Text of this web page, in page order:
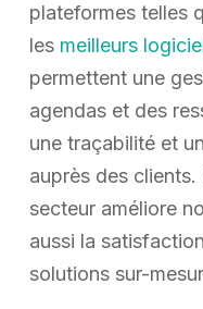
plateformes telles
les meilleurs
permettent une
agendas et des
une traçabilité et
auprès des
secteur améliore
aussi la
solutions sur-